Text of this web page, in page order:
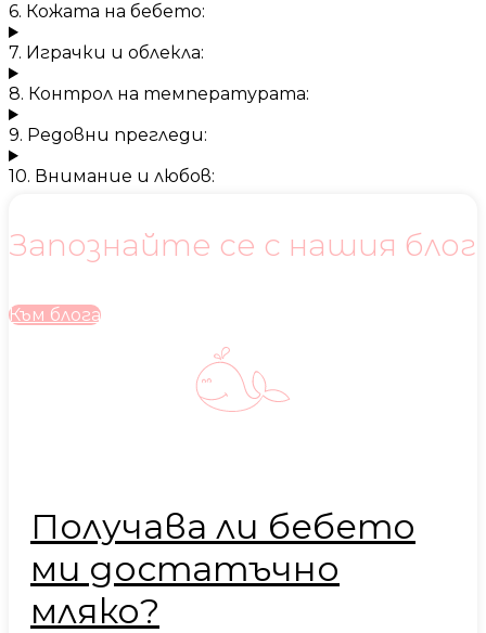
6. Кожата на бебето:
7. Играчки и облекла:
8. Контрол на температурата:
9. Редовни прегледи:
10. Внимание и любов:
Запознайте се с нашия блог
Към блога
Получава ли бебето
ми достатъчно
мляко?